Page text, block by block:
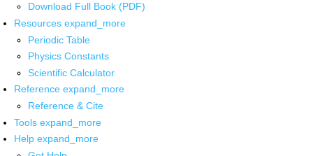
Download Full Book (PDF)
Resources expand_more
Periodic Table
Physics Constants
Scientific Calculator
Reference expand_more
Reference & Cite
Tools expand_more
Help expand_more